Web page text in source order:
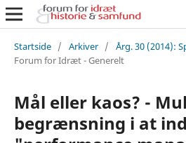
Startside / Arkiver / Årg. 30 (2014):
Forum for Idræt - Generelt
Mål eller kaos? -
begrænsning i at